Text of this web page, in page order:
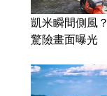
凱米瞬間側風
驚險畫面曝光